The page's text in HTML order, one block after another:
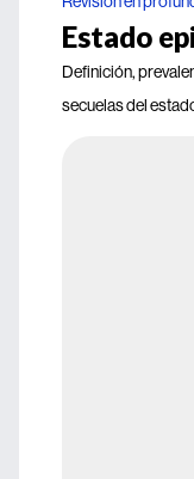
Estado
Definición,
secuelas del